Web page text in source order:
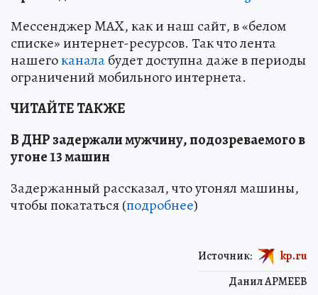
Мессенджер MAX, как и наш сайт, в «белом
списке» интернет-ресурсов. Так что лента
нашегоканалабудет доступна даже в периоды
ограничений мобильного интернета.
ЧИТАЙТЕ ТАКЖЕ
В ДНР задержали мужчину, подозреваемого в
угоне 13 машин
Задержанный рассказал, что угонял машины,
чтобы покататься (подробнее)
Данил АРМЕЕВ
Источник: kp.ru